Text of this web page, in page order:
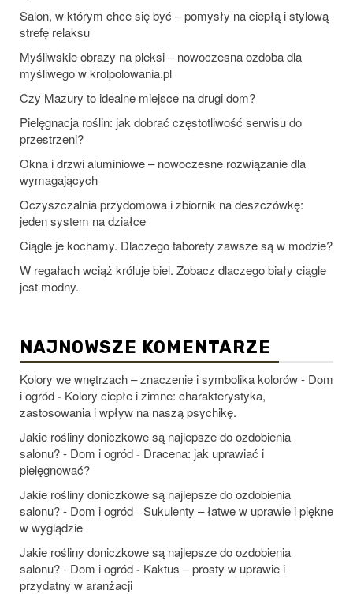
Salon, w którym chce się być – pomysły na ciepłą i stylową
strefę relaksu
Myśliwskie obrazy na pleksi – nowoczesna ozdoba dla
myśliwego w krolpolowania.pl
Czy Mazury to idealne miejsce na drugi dom?
Pielęgnacja roślin: jak dobrać częstotliwość serwisu do
przestrzeni?
Okna i drzwi aluminiowe – nowoczesne rozwiązanie dla
wymagających
Oczyszczalnia przydomowa i zbiornik na deszczówkę:
jeden system na działce
Ciągle je kochamy. Dlaczego taborety zawsze są w modzie?
W regałach wciąż króluje biel. Zobacz dlaczego biały ciągle
jest modny.
NAJNOWSZE KOMENTARZE
Kolory we wnętrzach – znaczenie i symbolika kolorów - Dom
i ogród - Kolory ciepłe i zimne: charakterystyka,
zastosowania i wpływ na naszą psychikę.
Jakie rośliny doniczkowe są najlepsze do ozdobienia
salonu? - Dom i ogród - Dracena: jak uprawiać i
pielęgnować?
Jakie rośliny doniczkowe są najlepsze do ozdobienia
salonu? - Dom i ogród - Sukulenty – łatwe w uprawie i piękne
w wyglądzie
Jakie rośliny doniczkowe są najlepsze do ozdobienia
salonu? - Dom i ogród - Kaktus – prosty w uprawie i
przydatny w aranżacji